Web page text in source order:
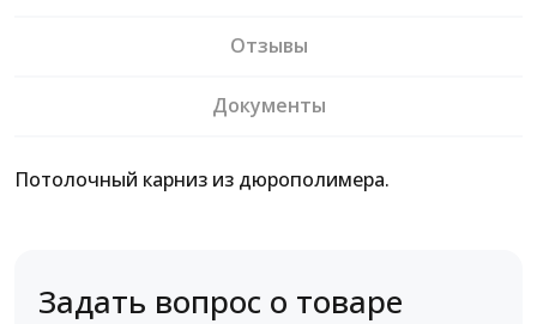
Отзывы
Документы
Потолочный карниз из дюрополимера.
Задать вопрос о товаре